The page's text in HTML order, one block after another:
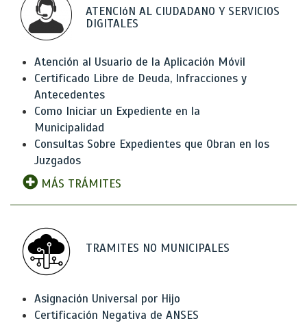
ATENCIóN AL CIUDADANO Y SERVICIOS
DIGITALES
Atención al Usuario de la Aplicación Móvil
Certificado Libre de Deuda, Infracciones y
Antecedentes
Como Iniciar un Expediente en la
Municipalidad
Consultas Sobre Expedientes que Obran en los
Juzgados
MÁS TRÁMITES
TRAMITES NO MUNICIPALES
Asignación Universal por Hijo
Certificación Negativa de ANSES